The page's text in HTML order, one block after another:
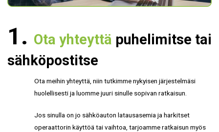
Ota yhteyttä puhelimitse tai
sähköpostitse
Ota meihin yhteyttä, niin tutkimme nykyisen järjestelmäsi
huolellisesti ja luomme juuri sinulle sopivan ratkaisun.
Jos sinulla on jo sähköauton latausasemia ja harkitset
operaattorin käyttöä tai vaihtoa, tarjoamme ratkaisun myös